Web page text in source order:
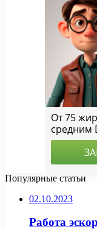
Популярные статьи
02.10.2023
Работа